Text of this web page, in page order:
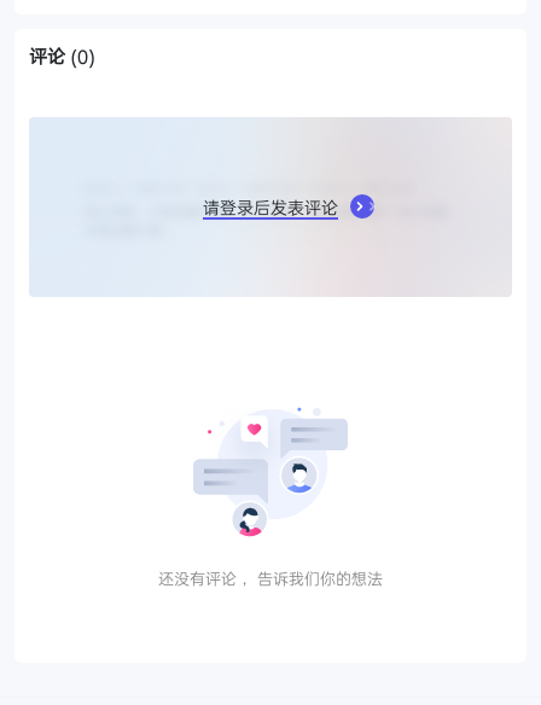
评论 (0)
请登录后发表评论
还没有评论， 告诉我们你的想法